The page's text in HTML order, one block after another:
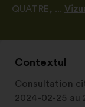
QUATRE, ...
filă
Contextul
Consultation
2024-02-25 au